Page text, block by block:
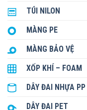
TÚI NILON
MÀNG PE
MÀNG BẢO VỆ
XỐP KHÍ – FOAM
DÂY ĐAI NHỰA PP
DÂY ĐAI PET